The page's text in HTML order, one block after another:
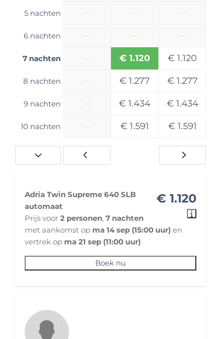
Lengte in meters: 6,4 m
Gordelplekken: 4 gordelplekken
Breedte in meters: 2,1 m
Brandstofsoort: Diesel
Stuurbekrachtiging
Achteruitrijcamera
Trekhaak
Kampeerbenodigdheden en accessoires
Gasflessen: 2 gasflessen, waarvan 1 volledig
gevuld
Comfort Safe inventarispakket
Casetteluifel
Milieusticker(s)
Milieusticker Duitsland: aanwezig
Buitenzijde: Grijs
Huisregels
5 nachten
6 nachten
7 nachten € 1.120 € 1.120
8 nachten € 1.277 € 1.277
9 nachten € 1.434 € 1.434
10 nachten € 1.591 € 1.591
€ 1.120
Adria Twin Supreme 640 SLB
automaat
Prijs voor 2 personen, 7 nachten
met aankomst op ma 14 sep (15:00 uur) en
vertrek op ma 21 sep (11:00 uur)
Boek nu